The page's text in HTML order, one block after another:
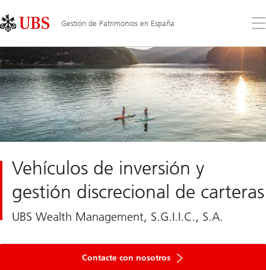
Links
Area
Gestión de Patrimonios en España
el
Vehículos de inversión y
gestión discrecional de carteras
UBS Wealth Management, S.G.I.I.C., S.A.
Contacte con nosotros